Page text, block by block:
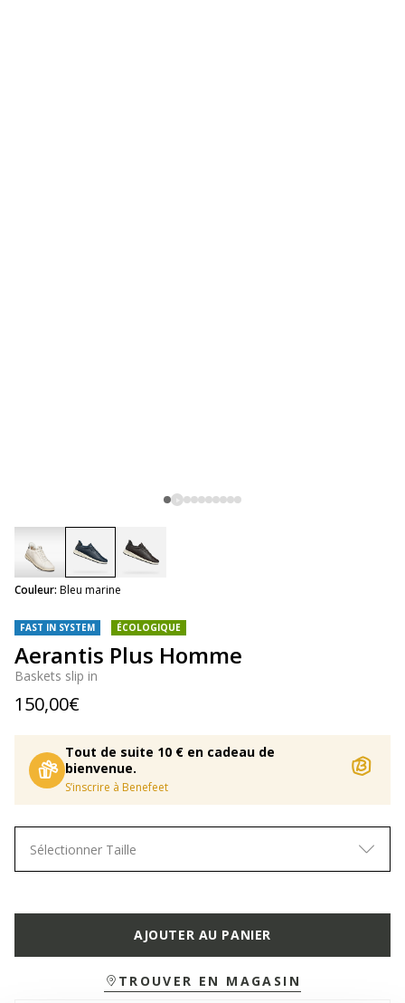
FAST IN SYSTEM ÉCOLOGIQUE
Aerantis Plus Homme
Baskets slip in
150,00€
Tout de suite 10 € en cadeau de
bienvenue.
S’inscrire à Benefeet
Couleur: Bleu marine
selected
Sélectionner Taille
AJOUTER AU PANIER
TROUVER EN MAGASIN